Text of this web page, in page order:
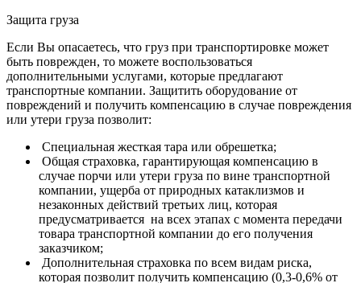
Защита груза
Если Вы опасаетесь, что груз при транспортировке может
быть поврежден, то можете воспользоваться
дополнительными услугами, которые предлагают
транспортные компании. Защитить оборудование от
повреждений и получить компенсацию в случае повреждения
или утери груза позволит:
Специальная жесткая тара или обрешетка;
Общая страховка, гарантирующая компенсацию в
случае порчи или утери груза по вине транспортной
компании, ущерба от природных катаклизмов и
незаконных действий третьих лиц, которая
предусматривается на всех этапах с момента передачи
товара транспортной компании до его получения
заказчиком;
Дополнительная страховка по всем видам риска,
которая позволит получить компенсацию (0,3-0,6% от